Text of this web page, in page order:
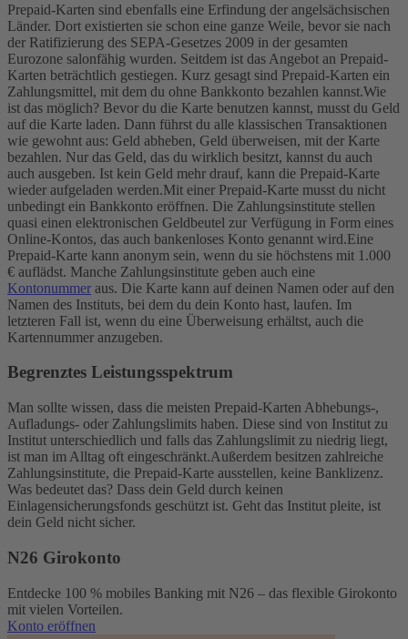
Prepaid-Karten sind ebenfalls eine Erfindung der angelsächsischen
Länder. Dort existierten sie schon eine ganze Weile, bevor sie nach
der Ratifizierung des SEPA-Gesetzes 2009 in der gesamten
Eurozone salonfähig wurden. Seitdem ist das Angebot an Prepaid-
Karten beträchtlich gestiegen. Kurz gesagt sind Prepaid-Karten ein
Zahlungsmittel, mit dem du ohne Bankkonto bezahlen kannst.Wie
ist das möglich? Bevor du die Karte benutzen kannst, musst du Geld
auf die Karte laden. Dann führst du alle klassischen Transaktionen
wie gewohnt aus: Geld abheben, Geld überweisen, mit der Karte
bezahlen. Nur das Geld, das du wirklich besitzt, kannst du auch
auch ausgeben. Ist kein Geld mehr drauf, kann die Prepaid-Karte
wieder aufgeladen werden.Mit einer Prepaid-Karte musst du nicht
unbedingt ein Bankkonto eröffnen. Die Zahlungsinstitute stellen
quasi einen elektronischen Geldbeutel zur Verfügung in Form eines
Online-Kontos, das auch bankenloses Konto genannt wird.Eine
Prepaid-Karte kann anonym sein, wenn du sie höchstens mit 1.000
€ auflädst. Manche Zahlungsinstitute geben auch eine
Kontonummer aus. Die Karte kann auf deinen Namen oder auf den
Namen des Instituts, bei dem du dein Konto hast, laufen. Im
letzteren Fall ist, wenn du eine Überweisung erhältst, auch die
Kartennummer anzugeben.
Begrenztes Leistungsspektrum
Man sollte wissen, dass die meisten Prepaid-Karten Abhebungs-,
Aufladungs- oder Zahlungslimits haben. Diese sind von Institut zu
Institut unterschiedlich und falls das Zahlungslimit zu niedrig liegt,
ist man im Alltag oft eingeschränkt.Außerdem besitzen zahlreiche
Zahlungsinstitute, die Prepaid-Karte ausstellen, keine Banklizenz.
Was bedeutet das? Dass dein Geld durch keinen
Einlagensicherungsfonds geschützt ist. Geht das Institut pleite, ist
dein Geld nicht sicher.
N26 Girokonto
Entdecke 100 % mobiles Banking mit N26 – das flexible Girokonto
mit vielen Vorteilen.
Konto eröffnen